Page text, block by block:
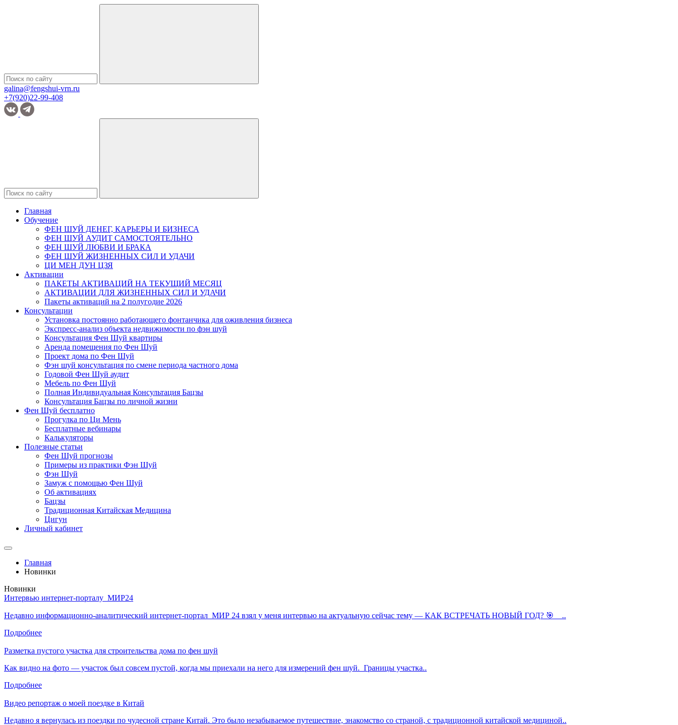
galina@fengshui-vrn.ru
+7(920)22-99-408
Главная
Обучение
ФЕН ШУЙ ДЕНЕГ, КАРЬЕРЫ И БИЗНЕСА
ФЕН ШУЙ АУДИТ САМОСТОЯТЕЛЬНО
ФЕН ШУЙ ЛЮБВИ И БРАКА
ФЕН ШУЙ ЖИЗНЕННЫХ СИЛ И УДАЧИ
ЦИ МЕН ДУН ЦЗЯ
Активации
ПАКЕТЫ АКТИВАЦИЙ НА ТЕКУЩИЙ МЕСЯЦ
АКТИВАЦИИ ДЛЯ ЖИЗНЕННЫХ СИЛ И УДАЧИ
Пакеты активаций на 2 полугодие 2026
Консультации
Установка постоянно работающего фонтанчика для оживления бизнеса
Экспресс-анализ объекта недвижимости по фэн шуй
Консультация Фен Шуй квартиры
Аренда помещения по Фен Шуй
Проект дома по Фен Шуй
Фэн шуй консультация по смене периода частного дома
Годовой Фен Шуй аудит
Мебель по Фен Шуй
Полная Индивидуальная Консультация Бацзы
Консультация Бацзы по личной жизни
Фен Шуй бесплатно
Прогулка по Ци Мень
Бесплатные вебинары
Калькуляторы
Полезные статьи
Фен Шуй прогнозы
Примеры из практики Фэн Шуй
Фэн Шуй
Замуж с помощью Фен Шуй
Об активациях
Бацзы
Традиционная Китайская Медицина
Цигун
Личный кабинет
Главная
Новинки
Новинки
Интервью интернет-порталу МИР24
Недавно информационно-аналитический интернет-портал МИР 24 взял у меня интервью на актуальную сейчас тему — КАК ВСТРЕЧАТЬ НОВЫЙ ГОД? 🎯 ⠀..
Подробнее
Разметка пустого участка для строительства дома по фен шуй
Как видно на фото — участок был совсем пустой, когда мы приехали на него для измерений фен шуй. Границы участка..
Подробнее
Видео репортаж о моей поездке в Китай
Недавно я вернулась из поездки по чудесной стране Китай. Это было незабываемое путешествие, знакомство со страной, с традиционной китайской медициной..